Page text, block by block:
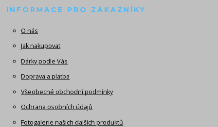
INFORMACE PRO ZÁKAZNÍKY
O nás
Jak nakupovat
Dárky podle Vás
Doprava a platba
Všeobecné obchodní podmínky
Ochrana osobních údajů
Fotogalerie našich dalších produktů